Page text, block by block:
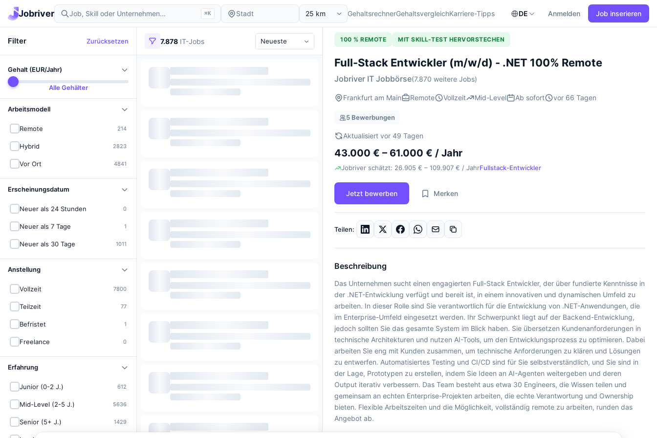
Jobriver ⌘K GehaltsrechnerGehaltsvergleichKarriere-Tipps DE Anmelden Job inserieren
Filter Zurücksetzen
Gehalt (EUR/Jahr)
Alle Gehälter
Arbeitsmodell
Remote 214
Hybrid 2823
Vor Ort 4841
Erscheinungsdatum
Neuer als 24 Stunden 0
Neuer als 7 Tage 1
Neuer als 30 Tage 1011
Anstellung
Vollzeit 7800
Teilzeit 77
Befristet 1
Freelance 0
Erfahrung
Junior (0-2 J.) 612
Mid-Level (2-5 J.) 5636
Senior (5+ J.) 1429
7.878 IT-Jobs 100 % REMOTE MIT SKILL-TEST HERVORSTECHEN
Full-Stack Entwickler (m/w/d) - .NET 100% Remote
Jobriver IT Jobbörse(7.870 weitere Jobs)
Frankfurt am Main Remote Vollzeit Mid-Level Ab sofort vor 66 Tagen
5 Bewerbungen
Aktualisiert vor 49 Tagen
43.000 € – 61.000 € / Jahr
Jobriver schätzt: 26.905 € – 109.907 € / JahrFullstack-Entwickler
Jetzt bewerben Merken
Teilen:
Beschreibung
Das Unternehmen sucht einen engagierten Full-Stack Entwickler, der über fundierte Kenntnisse in
der .NET-Entwicklung verfügt und bereit ist, in einem innovativen und dynamischen Umfeld zu
arbeiten. In dieser Rolle sind Sie verantwortlich für die Entwicklung von .NET-Anwendungen, die
im Enterprise-Umfeld eingesetzt werden. Ihr Schwerpunkt liegt auf der Backend-Entwicklung,
jedoch sollten Sie das gesamte System im Blick haben. Sie übersetzen Kundenanforderungen in
technische Architekturen und nutzen AI-Tools, um den Entwicklungsprozess zu optimieren. Dabei
arbeiten Sie eng mit Kunden zusammen, um technische Anforderungen zu klären und Lösungen
zu entwerfen. Automatisiertes Testing und CI/CD sind für Sie selbstverständlich, und Sie sind in
der Lage, Prototypen zu erstellen, indem Sie Ideen an AI-Agenten weitergeben und deren
Output iterativ verbessern. Das Team besteht aus etwa 30 Engineers, die Wissen teilen und
gemeinsam an echten Enterprise-Projekten arbeiten, die echte Verantwortung und Ownership
bieten. Flexible Arbeitszeiten und die Möglichkeit, vollständig remote zu arbeiten, runden das
Angebot ab.